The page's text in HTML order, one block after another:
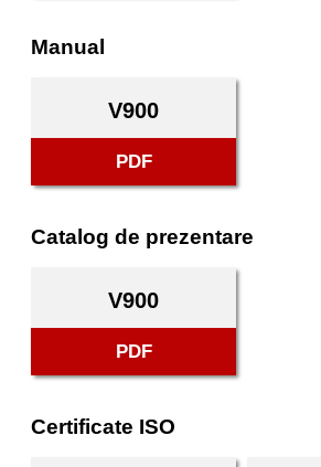
Manual
V900
PDF
Catalog de prezentare
V900
PDF
Certificate ISO